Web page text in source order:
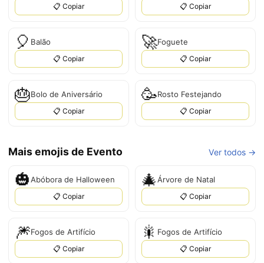
📋 Copiar 📋 Copiar
🎈 Balão
📋 Copiar
🚀Foguete
📋 Copiar
🎂Bolo de Aniversário
📋 Copiar
🥳Rosto Festejando
📋 Copiar
Mais emojis de Evento Ver todos →
🎃Abóbora de Halloween
📋 Copiar
🎄Árvore de Natal
📋 Copiar
🎆Fogos de Artifício
📋 Copiar
🎇 Fogos de Artifício
📋 Copiar